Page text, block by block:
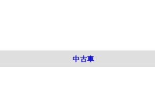
中古車